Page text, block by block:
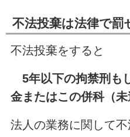
不法投棄は法律で罰
不法投棄をすると
5年以下の拘禁刑も
金またはこの併科（未
法人の業務に関して